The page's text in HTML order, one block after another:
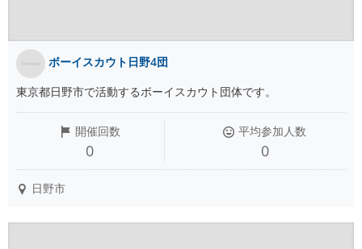
ボーイスカウト日野4団
東京都日野市で活動するボーイスカウト団体です。
開催回数
0
平均参加人数
0
日野市